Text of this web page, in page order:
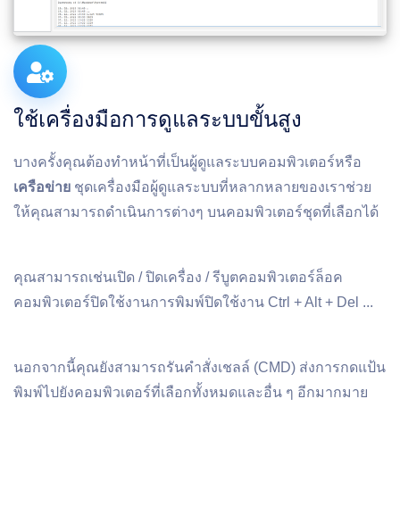
ใช้เครื่องมือการดูแลระบบขั้นสูง
บางครั้งคุณต้องทําหน้าที่เป็นผู้ดูแลระบบคอมพิวเตอร์หรือ
เครือข่าย ชุดเครื่องมือผู้ดูแลระบบที่หลากหลายของเราช่วย
ให้คุณสามารถดําเนินการต่างๆ บนคอมพิวเตอร์ชุดที่เลือกได้
คุณสามารถเช่นเปิด / ปิดเครื่อง / รีบูตคอมพิวเตอร์ล็อค
คอมพิวเตอร์ปิดใช้งานการพิมพ์ปิดใช้งาน Ctrl + Alt + Del ...
นอกจากนี้คุณยังสามารถรันคําสั่งเชลล์ (CMD) ส่งการกดแป้น
พิมพ์ไปยังคอมพิวเตอร์ที่เลือกทั้งหมดและอื่น ๆ อีกมากมาย